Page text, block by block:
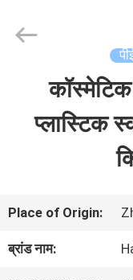
हमारे
बारे
Shangyu
Haojin
Reserved.प्लास्टिक
Place of Origin:
ब्रांड नाम: